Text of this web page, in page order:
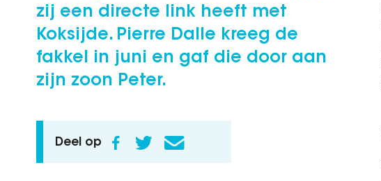
zij een directe link heeft met
Koksijde. Pierre Dalle kreeg de
fakkel in juni en gaf die door aan
zijn zoon Peter.
Deel op